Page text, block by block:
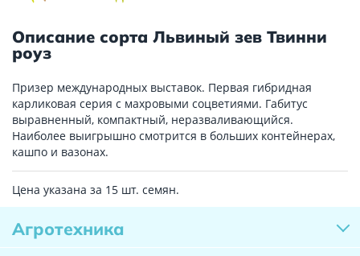
Описание сорта Львиный зев Твинни
роуз
Призер международных выставок. Первая гибридная
карликовая серия с махровыми соцветиями. Габитус
выравненный, компактный, неразваливающийся.
Наиболее выигрышно смотрится в больших контейнерах,
кашпо и вазонах.
Цена указана за 15 шт. семян.
Агротехника